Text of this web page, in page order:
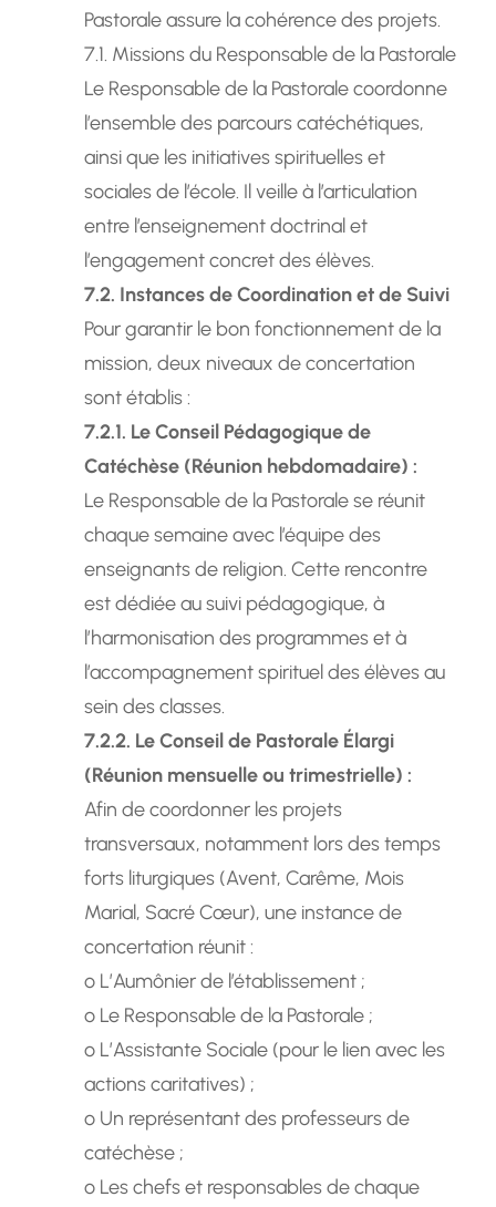
Pastorale assure la cohérence des projets.
7.1. Missions du Responsable de la Pastorale
Le Responsable de la Pastorale coordonne
l’ensemble des parcours catéchétiques,
ainsi que les initiatives spirituelles et
sociales de l’école. Il veille à l’articulation
entre l’enseignement doctrinal et
l’engagement concret des élèves.
7.2. Instances de Coordination et de Suivi
Pour garantir le bon fonctionnement de la
mission, deux niveaux de concertation
sont établis :
7.2.1. Le Conseil Pédagogique de
Catéchèse (Réunion hebdomadaire) :
Le Responsable de la Pastorale se réunit
chaque semaine avec l’équipe des
enseignants de religion. Cette rencontre
est dédiée au suivi pédagogique, à
l’harmonisation des programmes et à
l’accompagnement spirituel des élèves au
sein des classes.
7.2.2. Le Conseil de Pastorale Élargi
(Réunion mensuelle ou trimestrielle) :
Afin de coordonner les projets
transversaux, notamment lors des temps
forts liturgiques (Avent, Carême, Mois
Marial, Sacré Cœur), une instance de
concertation réunit :
o L’Aumônier de l’établissement ;
o Le Responsable de la Pastorale ;
o L’Assistante Sociale (pour le lien avec les
actions caritatives) ;
o Un représentant des professeurs de
catéchèse ;
o Les chefs et responsables de chaque